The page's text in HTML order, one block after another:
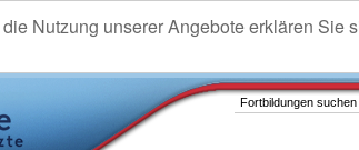
Nutzung unserer Angebote erklären Sie
Fortbildungen suchen